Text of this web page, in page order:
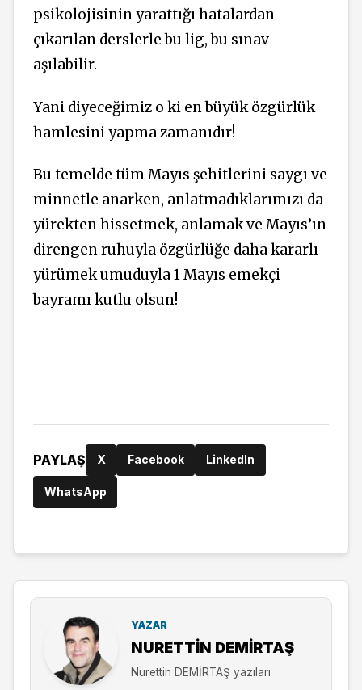
psikolojisinin yarattığı hatalardan
çıkarılan derslerle bu lig, bu sınav
aşılabilir.
Yani diyeceğimiz o ki en büyük özgürlük
hamlesini yapma zamanıdır!
Bu temelde tüm Mayıs şehitlerini saygı ve
minnetle anarken, anlatmadıklarımızı da
yürekten hissetmek, anlamak ve Mayıs’ın
direngen ruhuyla özgürlüğe daha kararlı
yürümek umuduyla 1 Mayıs emekçi
bayramı kutlu olsun!
PAYLAŞ X Facebook LinkedIn
WhatsApp
YAZAR
NURETTIN DEMİRTAŞ
Nurettin DEMİRTAŞ yazıları